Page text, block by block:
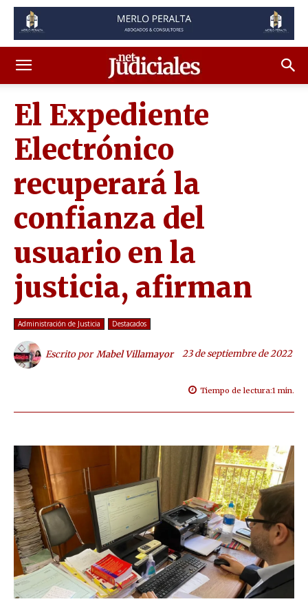
El Expediente
Electrónico
recuperará la
confianza del
usuario en la
justicia, afirman
Administración de Justicia Destacados
Escrito por Mabel Villamayor 23 de septiembre de 2022
Tiempo de lectura:1 min.